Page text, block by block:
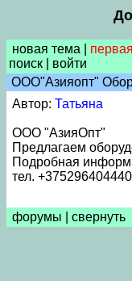
новая тема
поиск
войти
ООО"Азияопт"
Автор: Татьяна
ООО "АзияОпт"
Предлагаем
Подробная
тел.
форумы свернуть